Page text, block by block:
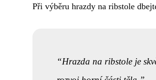
Při výběru hrazdy na ribstole
Hrazda na ribstole je